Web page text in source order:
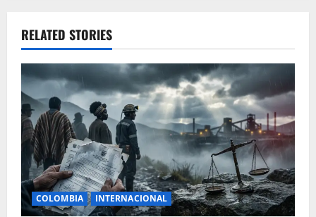
RELATED STORIES
COLOMBIA INTERNACIONAL